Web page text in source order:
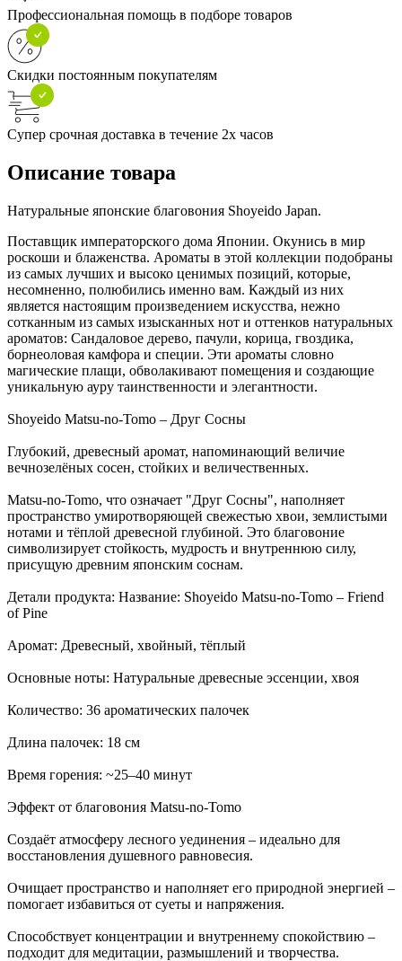
Профессиональная помощь в подборе товаров
Скидки постоянным покупателям
Супер срочная доставка в течение 2х часов
Описание товара
Натуральные японские благовония Shoyeido Japan.
Поставщик императорского дома Японии. Окунись в мир
роскоши и блаженства. Ароматы в этой коллекции подобраны
из самых лучших и высоко ценимых позиций, которые,
несомненно, полюбились именно вам. Каждый из них
является настоящим произведением искусства, нежно
сотканным из самых изысканных нот и оттенков натуральных
ароматов: Сандаловое дерево, пачули, корица, гвоздика,
борнеоловая камфора и специи. Эти ароматы словно
магические плащи, обволакивают помещения и создающие
уникальную ауру таинственности и элегантности.
Shoyeido Matsu-no-Tomo – Друг Сосны
Глубокий, древесный аромат, напоминающий величие
вечнозелёных сосен, стойких и величественных.
Matsu-no-Tomo, что означает "Друг Сосны", наполняет
пространство умиротворяющей свежестью хвои, землистыми
нотами и тёплой древесной глубиной. Это благовоние
символизирует стойкость, мудрость и внутреннюю силу,
присущую древним японским соснам.
Детали продукта: Название: Shoyeido Matsu-no-Tomo – Friend
of Pine
Аромат: Древесный, хвойный, тёплый
Основные ноты: Натуральные древесные эссенции, хвоя
Количество: 36 ароматических палочек
Длина палочек: 18 см
Время горения: ~25–40 минут
Эффект от благовония Matsu-no-Tomo
Создаёт атмосферу лесного уединения – идеально для
восстановления душевного равновесия.
Очищает пространство и наполняет его природной энергией –
помогает избавиться от суеты и напряжения.
Способствует концентрации и внутреннему спокойствию –
подходит для медитации, размышлений и творчества.